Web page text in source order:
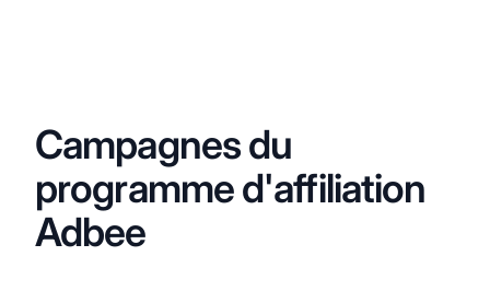
Campagnes du
programme d'affiliation
Adbee